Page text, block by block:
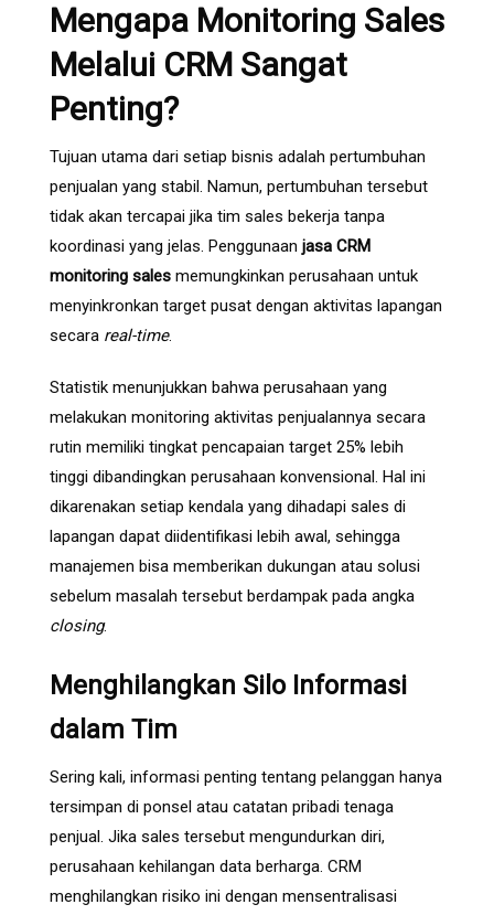
Mengapa Monitoring Sales
Melalui CRM Sangat
Penting?
Tujuan utama dari setiap bisnis adalah pertumbuhan
penjualan yang stabil. Namun, pertumbuhan tersebut
tidak akan tercapai jika tim sales bekerja tanpa
koordinasi yang jelas. Penggunaan jasa CRM
monitoring sales memungkinkan perusahaan untuk
menyinkronkan target pusat dengan aktivitas lapangan
secara real-time.
Statistik menunjukkan bahwa perusahaan yang
melakukan monitoring aktivitas penjualannya secara
rutin memiliki tingkat pencapaian target 25% lebih
tinggi dibandingkan perusahaan konvensional. Hal ini
dikarenakan setiap kendala yang dihadapi sales di
lapangan dapat diidentifikasi lebih awal, sehingga
manajemen bisa memberikan dukungan atau solusi
sebelum masalah tersebut berdampak pada angka
closing.
Menghilangkan Silo Informasi
dalam Tim
Sering kali, informasi penting tentang pelanggan hanya
tersimpan di ponsel atau catatan pribadi tenaga
penjual. Jika sales tersebut mengundurkan diri,
perusahaan kehilangan data berharga. CRM
menghilangkan risiko ini dengan mensentralisasi